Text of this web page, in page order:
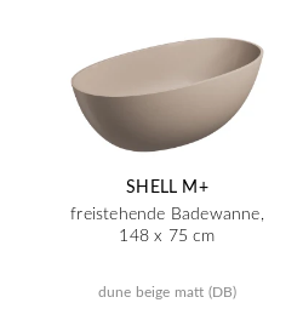
SHELL M+
freistehende Badewanne,
148 x 75 cm
dune beige matt (DB)